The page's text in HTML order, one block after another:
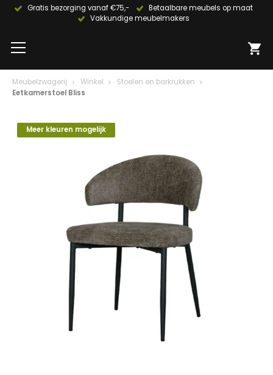
Gratis bezorging vanaf €75,-
Betaalbare meubels op maat
Vakkundige meubelmakers
Meubelzwagerij Winkel
Stoelen en barkrukken
Eetkamerstoel Bliss
Meer kleuren mogelijk